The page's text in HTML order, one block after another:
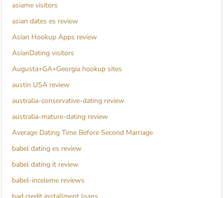
asiame visitors
asian dates es review
Asian Hookup Apps review
AsianDating visitors
Augusta+GA+Georgia hookup sites
austin USA review
australia-conservative-dating review
australia-mature-dating review
Average Dating Time Before Second Marriage
babel dating es review
babel dating it review
babel-inceleme reviews